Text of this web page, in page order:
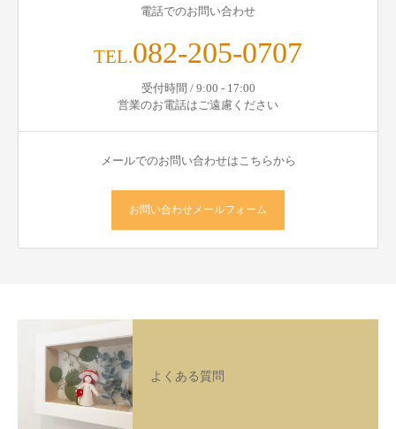
電話でのお問い合わせ
TEL.082-205-0707
受付時間 / 9:00 - 17:00
営業のお電話はご遠慮ください
メールでのお問い合わせはこちらから
お問い合わせメールフォーム
よくある質問